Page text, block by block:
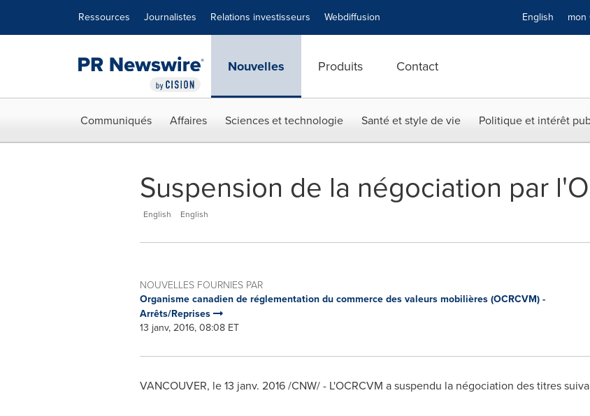
Ressources Journalistes Relations investisseurs Webdiffusion English mon
Nouvelles Produits Contact
Communiqués Affaires Sciences et technologie Santé et style de vie Politique et intérêt
Suspension de la négociation par
English English
NOUVELLES FOURNIES PAR
Organisme canadien de réglementation du commerce des valeurs mobilières (OCRCVM) -
Arrêts/Reprises
13 janv, 2016, 08:08 ET
VANCOUVER, le 13 janv. 2016 /CNW/ - L'OCRCVM a suspendu la négociation des titres